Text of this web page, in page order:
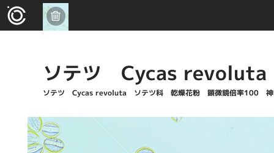
ソテツ Cycas revoluta
ソテツ Cycas revoluta ソテツ科 乾燥花粉 顕微鏡倍率100